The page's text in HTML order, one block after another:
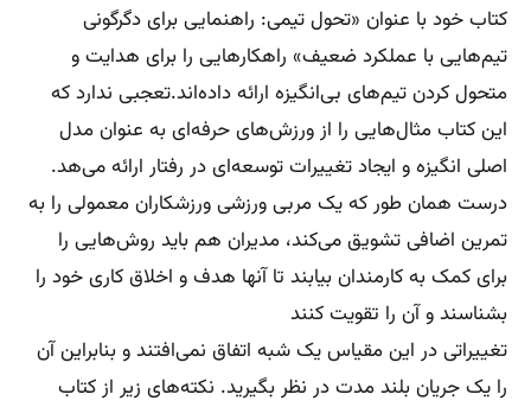
کتاب خود با عنوان «تحول تیمی: راهنمایی برای دگرگونی
تیم‌هایی با عملکرد ضعیف» راهکارهایی را برای هدایت و
متحول کردن تیم‌های بی‌انگیزه ارائه داده‌اند.تعجبی ندارد که
این کتاب مثال‌هایی را از ورزش‌های حرفه‌ای به عنوان مدل
اصلی انگیزه و ایجاد تغییرات توسعه‌ای در رفتار ارائه می‌هد.
درست همان طور که یک مربی ورزشی ورزشکاران معمولی را به
تمرین اضافی تشویق می‌کند، مدیران هم باید روش‌هایی را
برای کمک به کارمندان بیابند تا آنها هدف و اخلاق کاری خود را
بشناسند و آن را تقویت کنند
تغییراتی در این مقیاس یک شبه اتفاق نمی‌افتند و بنابراین آن
را یک جریان بلند مدت در نظر بگیرید. نکته‌های زیر از کتاب